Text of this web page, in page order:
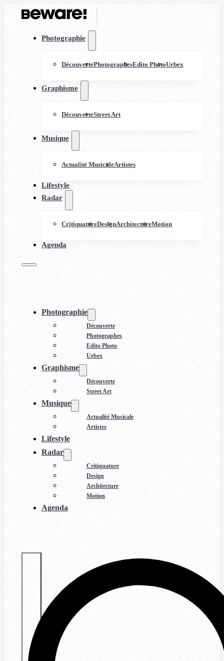
Photographie
DécouvertePhotographesEdito PhotoUrbex
Graphisme
DécouverteStreet Art
Musique
Actualité MusicaleArtistes
Lifestyle
Radar
CritiquatureDesignArchitectureMotion
Agenda
Photographie
Découverte
Photographes
Edito Photo
Urbex
Graphisme
Découverte
Street Art
Musique
Actualité Musicale
Artistes
Lifestyle
Radar
Critiquature
Design
Architecture
Motion
Agenda